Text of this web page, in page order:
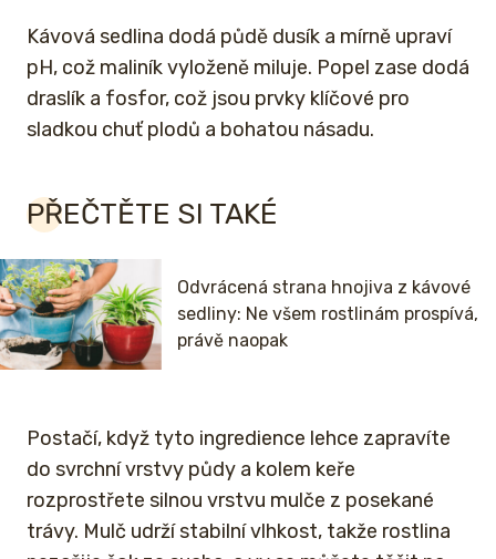
Kávová sedlina dodá půdě dusík a mírně upraví
pH, což maliník vyloženě miluje. Popel zase dodá
draslík a fosfor, což jsou prvky klíčové pro
sladkou chuť plodů a bohatou násadu.
PŘEČTĚTE SI TAKÉ
Odvrácená strana hnojiva z kávové
sedliny: Ne všem rostlinám prospívá,
právě naopak
Postačí, když tyto ingredience lehce zapravíte
do svrchní vrstvy půdy a kolem keře
rozprostřete silnou vrstvu mulče z posekané
trávy. Mulč udrží stabilní vlhkost, takže rostlina